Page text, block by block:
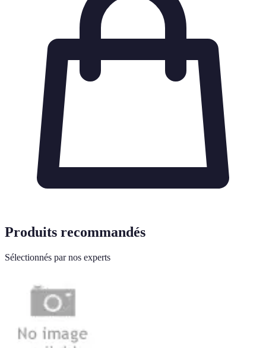
Produits recommandés
Sélectionnés par nos experts